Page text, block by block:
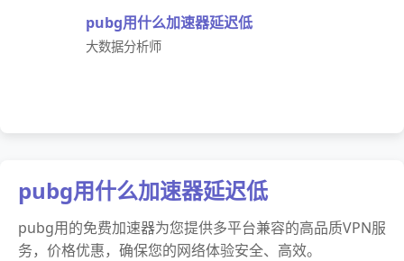
pubg用什么加速器延迟低
大数据分析师
pubg用什么加速器延迟低
pubg用的免费加速器为您提供多平台兼容的高品质VPN服
务，价格优惠，确保您的网络体验安全、高效。